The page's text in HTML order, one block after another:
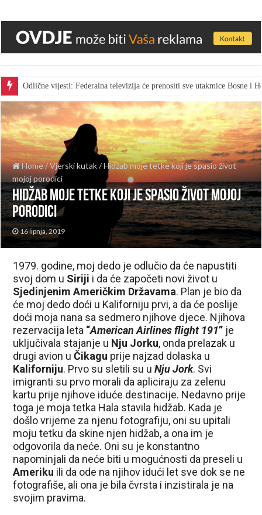
Odlične vijesti: Federalna televizija će prenositi sve utakmice Bosne i
Home/Vjerski kutak/Hidžab moje tetke koji je spasio život
mojoj porodici
Hidžab moje tetke koji je spasio život mojoj
porodici
16 lipnja, 2019
1979. godine, moj dedo je odlučio da će napustiti
svoj dom u Siriji i da će započeti novi život u
Sjedinjenim Američkim Državama. Plan je bio da
će moj dedo doći u Kaliforniju prvi, a da će poslije
doći moja nana sa sedmero njihove djece. Njihova
rezervacija leta “American Airlines flight 191” je
uključivala stajanje u Nju Jorku, onda prelazak u
drugi avion uČikagu prije najzad dolaska u
Kaliforniju. Prvo su sletili su uNju Jork. Svi
imigranti su prvo morali da apliciraju za zelenu
kartu prije njihove iduće destinacije. Nedavno prije
toga je moja tetka Hala stavila hidžab. Kada je
došlo vrijeme za njenu fotografiju, oni su upitali
moju tetku da skine njen hidžab, a ona im je
odgovorila da neće. Oni su je konstantno
napominjali da neće biti u mogućnosti da preseli u
Ameriku ili da ode na njihov idući let sve dok se ne
fotografiše, ali ona je bila čvrsta i inzistirala je na
svojim pravima.